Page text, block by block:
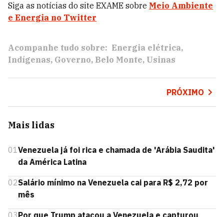
Siga as notícias do site EXAME sobre Meio Ambiente
e Energia no Twitter
Acompanhe tudo sobre: Energia elétrica
Indígenas Governo Belo Monte Usinas
PRÓXIMO
Mais lidas
01Venezuela já foi rica e chamada de 'Arábia Saudita'
da América Latina
02Salário mínimo na Venezuela cai para R$ 2,72 por
mês
03Por que Trump atacou a Venezuela e capturou